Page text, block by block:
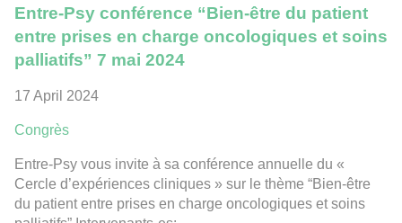
Entre-Psy conférence “Bien-être du patient
entre prises en charge oncologiques et soins
palliatifs” 7 mai 2024
17 April 2024
Congrès
Entre-Psy vous invite à sa conférence annuelle du «
Cercle d’expériences cliniques » sur le thème “Bien-être
du patient entre prises en charge oncologiques et soins